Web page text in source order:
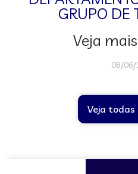
GRUPO DE
Veja
08/06/
Veja todas